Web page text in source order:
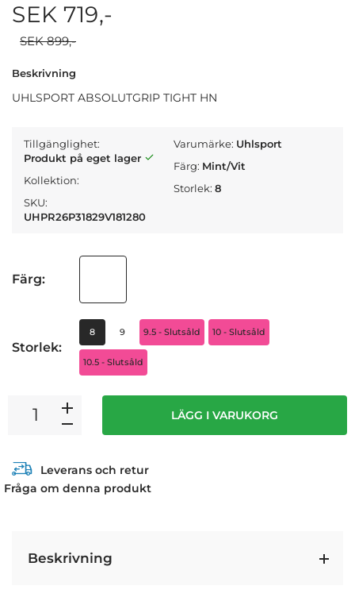
SEK 719,-
SEK 899,-
Beskrivning
UHLSPORT ABSOLUTGRIP TIGHT HN
Tillgänglighet:
Produkt på eget lager
Kollektion:
SKU:
UHPR26P31829V181280
Varumärke: Uhlsport
Färg: Mint/Vit
Storlek:8
Färg:
Storlek:
8 9 9.5 - Slutsåld 10 - Slutsåld
10.5 - Slutsåld
LÄGG I VARUKORG
Leverans och retur
Fråga om denna produkt
Beskrivning